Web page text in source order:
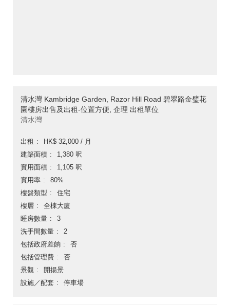
清水灣 Kambridge Garden, Razor Hill Road 碧翠路金璧花
園樓房出售及出租-位置方便, 企理 出租單位
清水灣
出租
HK$ 32,000 / 月
建築面積
1,380 呎
實用面積
1,105 呎
實用率
80%
樓盤類型
住宅
樓層
全棟大廈
睡房數量
3
洗手間數量
2
包括政府差餉
否
包括管理費
否
景觀
開揚景
設施／配套
停車場